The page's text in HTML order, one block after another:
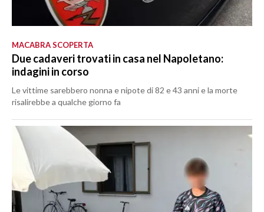
MACABRA SCOPERTA
Due cadaveri trovati in casa nel Napoletano:
indagini in corso
Le vittime sarebbero nonna e nipote di 82 e 43 anni e la morte
risalirebbe a qualche giorno fa